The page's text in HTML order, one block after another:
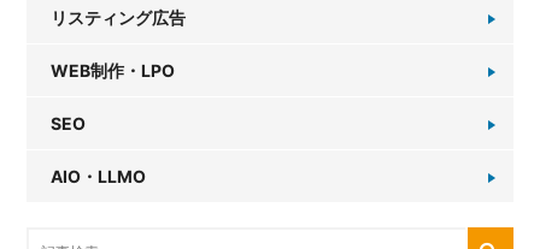
リスティング広告
WEB制作・LPO
SEO
AIO・LLMO